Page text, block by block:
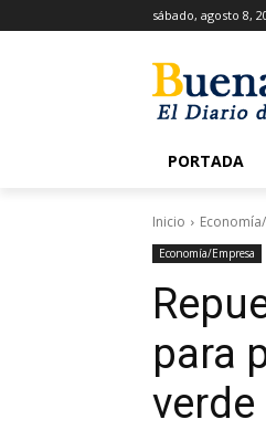
sábado, agosto 8,
PORTADA
Inicio
Economía/Empresa
para
verde